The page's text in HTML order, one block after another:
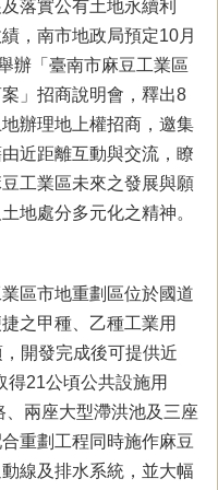
落實公有土地永續利
，南市地政局預定10月
辦「臺南市麻豆工業區
」招商說明會，釋出8
辦理地上權招商，邀集
近距離互動與交流，瞭
工業區未來之發展與願
地處分多元化之精神。
區市地重劃區位於國道
之甲種、乙種工業用
開發完成後可提供近
得21公頃公共設施用
兩座大型滯洪池及三座
重劃工程同時施作麻豆
線及排水系統，並大幅